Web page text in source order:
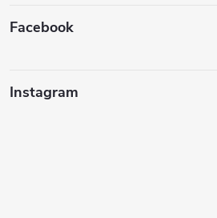
Facebook
Instagram